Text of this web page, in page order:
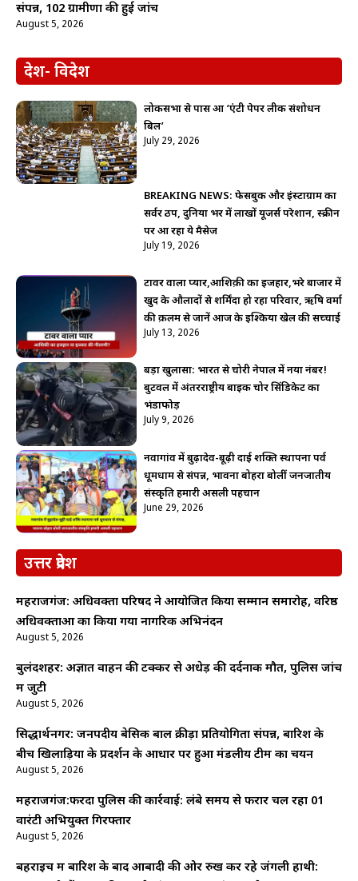
संपन्न, 102 ग्रामीणों की हुई जांच
August 5, 2026
देश- विदेश
लोकसभा से पास हुआ ‘एंटी पेपर लीक संशोधन
बिल’
July 29, 2026
BREAKING NEWS: फेसबुक और इंस्टाग्राम का
सर्वर ठप, दुनिया भर में लाखों यूजर्स परेशान, स्क्रीन
पर आ रहा ये मैसेज
July 19, 2026
टावर वाला प्यार,आशिक़ी का इजहार,भरे बाजार में
खुद के औलादों से शर्मिंदा हो रहा परिवार, ऋषि वर्मा
की क़लम से जानें आज के इश्किया खेल की सच्चाई
July 13, 2026
बड़ा खुलासा: भारत से चोरी नेपाल में नया नंबर!
बुटवल में अंतरराष्ट्रीय बाइक चोर सिंडिकेट का
भंडाफोड़
July 9, 2026
नवागांव में बुढ़ादेव-बूढ़ी दाई शक्ति स्थापना पर्व
धूमधाम से संपन्न, भावना बोहरा बोलीं जनजातीय
संस्कृति हमारी असली पहचान
June 29, 2026
उत्तर प्रदेश
महराजगंज: अधिवक्ता परिषद ने आयोजित किया सम्मान समारोह, वरिष्ठ
अधिवक्ताओं का किया गया नागरिक अभिनंदन
August 5, 2026
बुलंदशहर: अज्ञात वाहन की टक्कर से अधेड़ की दर्दनाक मौत, पुलिस जांच
में जुटी
August 5, 2026
सिद्धार्थनगर: जनपदीय बेसिक बाल क्रीड़ा प्रतियोगिता संपन्न, बारिश के
बीच खिलाड़ियों के प्रदर्शन के आधार पर हुआ मंडलीय टीम का चयन
August 5, 2026
महराजगंज:फरेंदा पुलिस की कार्रवाई: लंबे समय से फरार चल रहा 01
वारंटी अभियुक्त गिरफ्तार
August 5, 2026
बहराइच में बारिश के बाद आबादी की ओर रुख कर रहे जंगली हाथी: